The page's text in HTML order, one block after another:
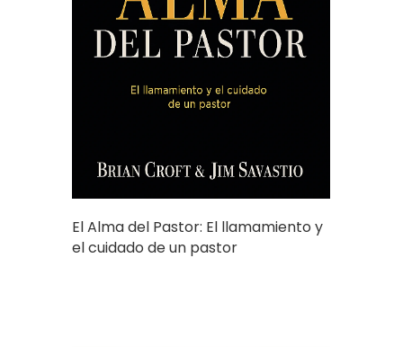
El Alma del Pastor: El llamamiento y
el cuidado de un pastor